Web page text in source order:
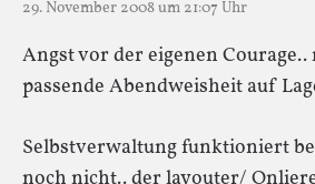
29. November 2008 um 21:07 Uhr
Angst vor der eigenen
passende Abendweisheit auf
Selbstverwaltung funktioniert